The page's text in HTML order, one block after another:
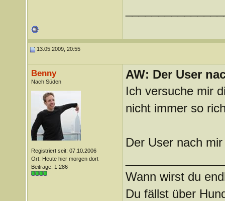
13.05.2009, 20:55
Benny
Nach Süden
Registriert seit: 07.10.2006
Ort: Heute hier morgen dort
Beiträge: 1.286
AW: Der User
Ich versuche mir
nicht immer so
Der User nach
Wann wirst du
Du fällst über